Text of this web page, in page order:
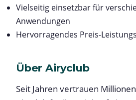
Vielseitig einsetzbar für
Anwendungen
Hervorragendes Preis-
Über Airyclub
Seit Jahren vertrauen